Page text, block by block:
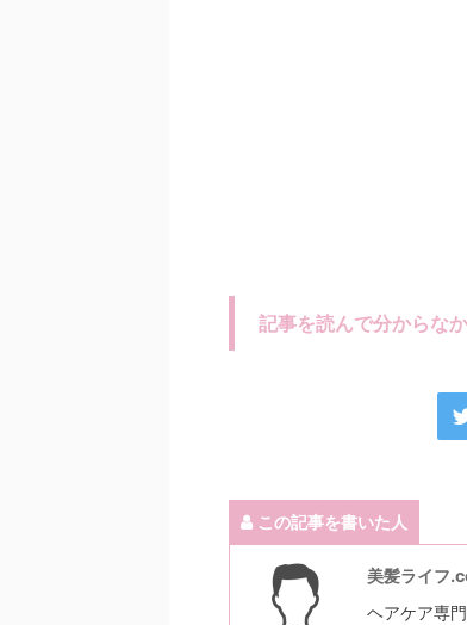
記事を読んで分からな
この記事を書いた人
美髪ライフ
ヘアケア専